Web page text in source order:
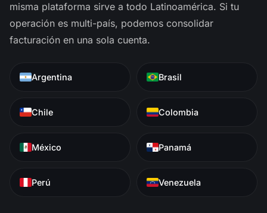
misma plataforma sirve a todo Latinoamérica. Si tu
operación es multi-país, podemos consolidar
facturación en una sola cuenta.
Argentina Brasil
Chile Colombia
México Panamá
Perú Venezuela